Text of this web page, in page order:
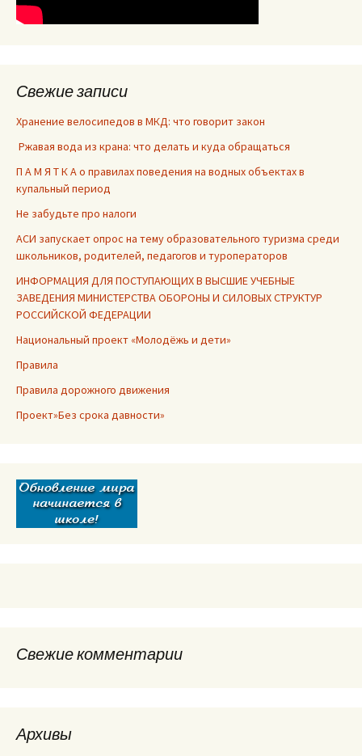
Свежие записи
Хранение велосипедов в МКД: что говорит закон
Ржавая вода из крана: что делать и куда обращаться
П А М Я Т К А о правилах поведения на водных объектах в
купальный период
Не забудьте про налоги
АСИ запускает опрос на тему образовательного туризма среди
школьников, родителей, педагогов и туроператоров
ИНФОРМАЦИЯ ДЛЯ ПОСТУПАЮЩИХ В ВЫСШИЕ УЧЕБНЫЕ
ЗАВЕДЕНИЯ МИНИСТЕРСТВА ОБОРОНЫ И СИЛОВЫХ СТРУКТУР
РОССИЙСКОЙ ФЕДЕРАЦИИ
Национальный проект «Молодёжь и дети»
Правила
Правила дорожного движения
Проект»Без срока давности»
Свежие комментарии
Архивы